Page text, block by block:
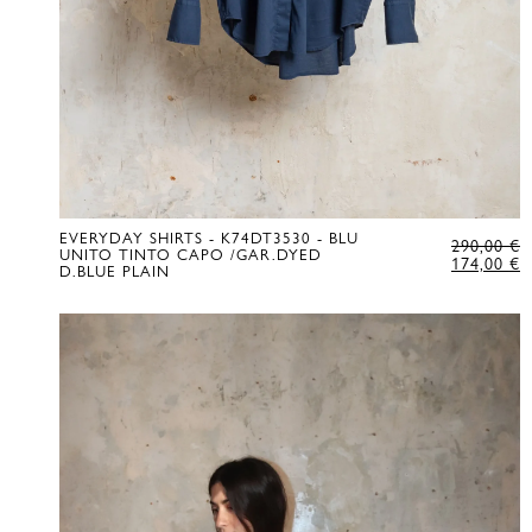
EVERYDAY SHIRTS - K74DT3530 - BLU
UNITO TINTO CAPO /GAR.DYED
D.BLUE PLAIN
290,00€LE
DE
174,00 €LE